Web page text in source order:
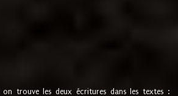
on trouve les deux écritures dans les textes :